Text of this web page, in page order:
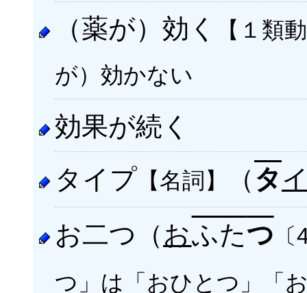
（薬が）効く
【１類
が）効かない
効果が続く
タイプ 【名詞】 （ タ
お二つ（おふたつ
つ」は「おひとつ」「